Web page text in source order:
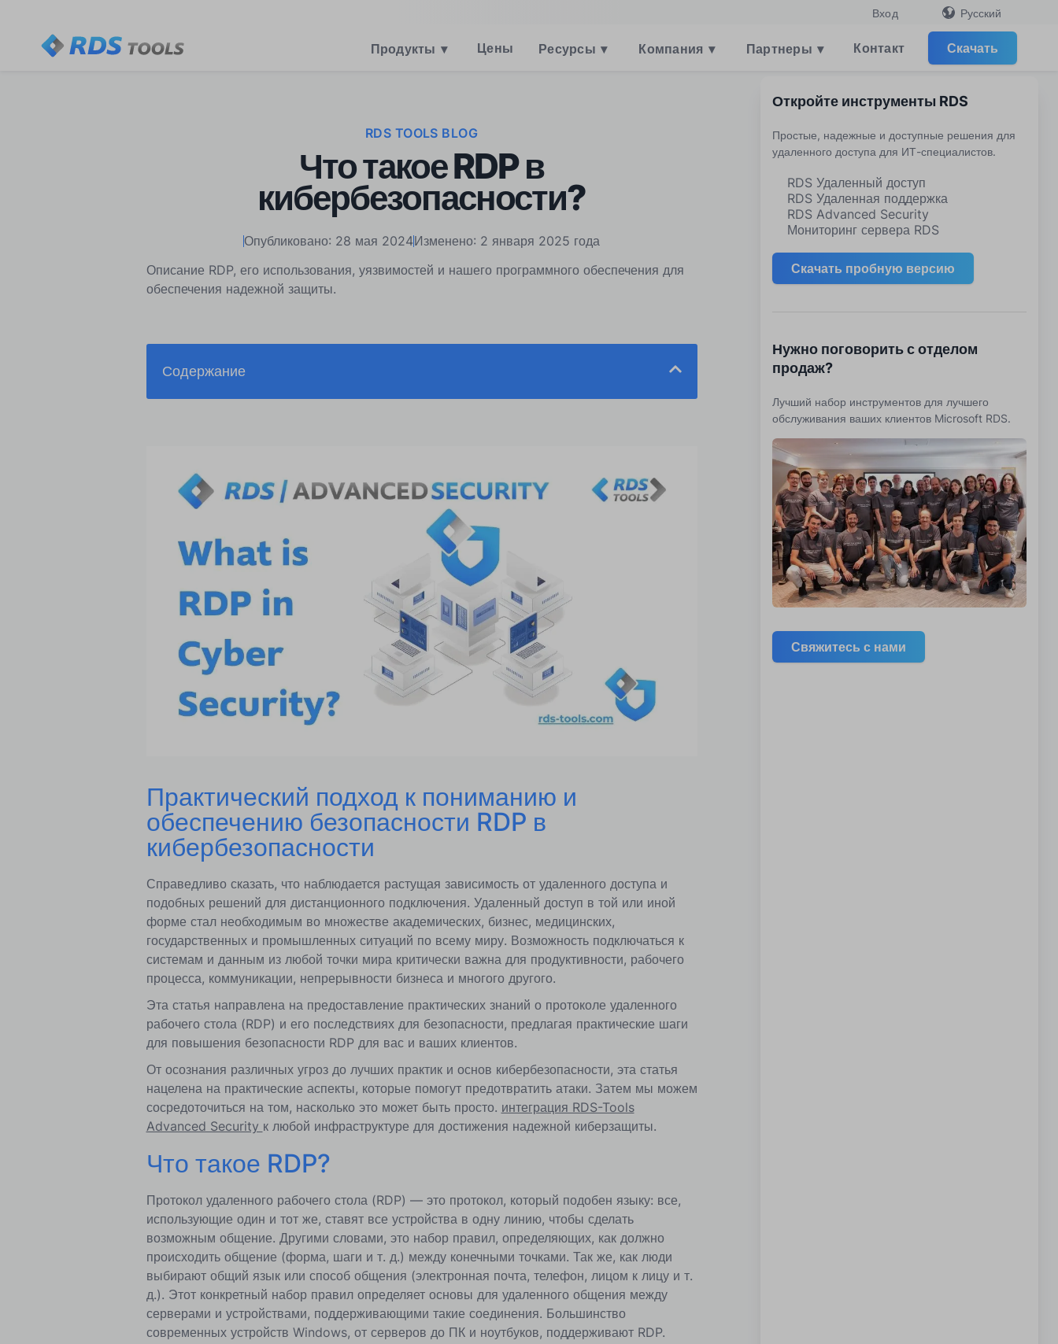
Вход Русский
Продукты ▾ Цены Ресурсы ▾ Компания ▾ Партнеры ▾ Контакт Скачать
RDS TOOLS BLOG
Что такое RDP в
кибербезопасности?
Опубликовано: 28 мая 2024Изменено: 2 января 2025 года
Описание RDP, его использования, уязвимостей и нашего программного обеспечения для
обеспечения надежной защиты.
Содержание
Что такое RDP?
Почему кибербезопасность так важна для RDP?
Что такое RDP в кибербезопасности?
Идентификация угроз безопасности RDP
Практические шаги для обеспечения безопасности RDP
Использование RDS-Tools для повышения безопасности RDP
Практический подход к пониманию и
обеспечению безопасности RDP в
кибербезопасности
Справедливо сказать, что наблюдается растущая зависимость от удаленного доступа и
подобных решений для дистанционного подключения. Удаленный доступ в той или иной
форме стал необходимым во множестве академических, бизнес, медицинских,
государственных и промышленных ситуаций по всему миру. Возможность подключаться к
системам и данным из любой точки мира критически важна для продуктивности, рабочего
процесса, коммуникации, непрерывности бизнеса и многого другого.
Эта статья направлена на предоставление практических знаний о протоколе удаленного
рабочего стола (RDP) и его последствиях для безопасности, предлагая практические шаги
для повышения безопасности RDP для вас и ваших клиентов.
От осознания различных угроз до лучших практик и основ кибербезопасности, эта статья
нацелена на практические аспекты, которые помогут предотвратить атаки. Затем мы можем
сосредоточиться на том, насколько это может быть просто. интеграция RDS-Tools
Advanced Security к любой инфраструктуре для достижения надежной киберзащиты.
Что такое RDP?
Протокол удаленного рабочего стола (RDP) — это протокол, который подобен языку: все,
использующие один и тот же, ставят все устройства в одну линию, чтобы сделать
возможным общение. Другими словами, это набор правил, определяющих, как должно
происходить общение (форма, шаги и т. д.) между конечными точками. Так же, как люди
выбирают общий язык или способ общения (электронная почта, телефон, лицом к лицу и т.
д.). Этот конкретный набор правил определяет основы для удаленного общения между
серверами и устройствами, поддерживающими такие соединения. Большинство
современных устройств Windows, от серверов до ПК и ноутбуков, поддерживают RDP.
Откройте инструменты RDS
Простые, надежные и доступные решения для
удаленного доступа для ИТ-специалистов.
RDS Удаленный доступ
RDS Удаленная поддержка
RDS Advanced Security
Мониторинг сервера RDS
Скачать пробную версию
Нужно поговорить с отделом
продаж?
Лучший набор инструментов для лучшего
обслуживания ваших клиентов Microsoft RDS.
Свяжитесь с нами